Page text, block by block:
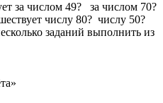
за числом 49? за числом 70?
числу 80? числу 50?
заданий выполнить из